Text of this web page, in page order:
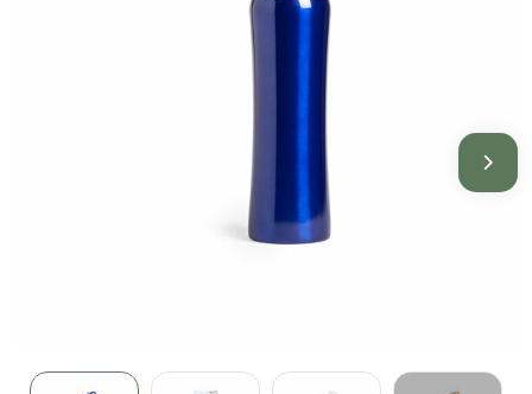
Overige relatiegeschenken